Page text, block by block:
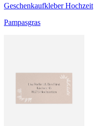
Geschenkaufkleber Hochzeit
Pampasgras